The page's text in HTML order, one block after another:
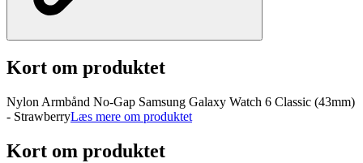
Kort om produktet
Nylon Armbånd No-Gap Samsung Galaxy Watch 6 Classic (43mm)
- StrawberryLæs mere om produktet
Kort om produktet